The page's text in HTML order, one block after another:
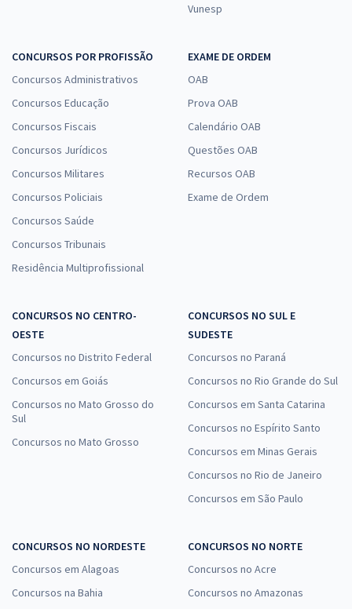
Vunesp
CONCURSOS POR PROFISSÃO
Concursos Administrativos
Concursos Educação
Concursos Fiscais
Concursos Jurídicos
Concursos Militares
Concursos Policiais
Concursos Saúde
Concursos Tribunais
Residência Multiprofissional
EXAME DE ORDEM
OAB
Prova OAB
Calendário OAB
Questões OAB
Recursos OAB
Exame de Ordem
CONCURSOS NO CENTRO-
OESTE
Concursos no Distrito Federal
Concursos em Goiás
Concursos no Mato Grosso do
Sul
Concursos no Mato Grosso
CONCURSOS NO SUL E
SUDESTE
Concursos no Paraná
Concursos no Rio Grande do Sul
Concursos em Santa Catarina
Concursos no Espírito Santo
Concursos em Minas Gerais
Concursos no Rio de Janeiro
Concursos em São Paulo
CONCURSOS NO NORDESTE
Concursos em Alagoas
Concursos na Bahia
CONCURSOS NO NORTE
Concursos no Acre
Concursos no Amazonas